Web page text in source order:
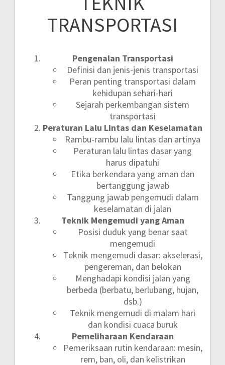
TRANSPORTASI
Pengenalan Transportasi
Definisi dan jenis-jenis transportasi
Peran penting transportasi dalam
kehidupan sehari-hari
Sejarah perkembangan sistem
transportasi
Peraturan Lalu Lintas dan Keselamatan
Rambu-rambu lalu lintas dan artinya
Peraturan lalu lintas dasar yang
harus dipatuhi
Etika berkendara yang aman dan
bertanggung jawab
Tanggung jawab pengemudi dalam
keselamatan di jalan
Teknik Mengemudi yang Aman
Posisi duduk yang benar saat
mengemudi
Teknik mengemudi dasar: akselerasi,
pengereman, dan belokan
Menghadapi kondisi jalan yang
berbeda (berbatu, berlubang, hujan,
dsb.)
Teknik mengemudi di malam hari
dan kondisi cuaca buruk
Pemeliharaan Kendaraan
Pemeriksaan rutin kendaraan: mesin,
rem, ban, oli, dan kelistrikan